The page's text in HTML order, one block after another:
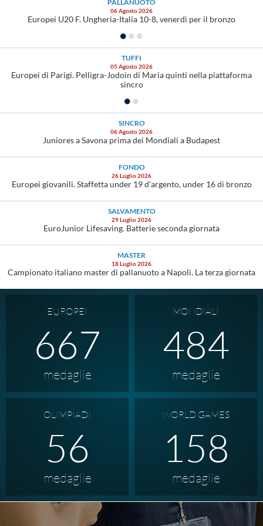
PALLANUOTO
06 Agosto 2026
Europei U20 F. Ungheria-Italia 10-8, venerdì per il bronzo
TUFFI
05 Agosto 2026
Europei di Parigi. Pelligra-Jodoin di Maria quinti nella piattaforma
sincro
SINCRO
06 Agosto 2026
Juniores a Savona prima dei Mondiali a Budapest
FONDO
26 Luglio 2026
Europei giovanili. Staffetta under 19 d'argento, under 16 di bronzo
SALVAMENTO
29 Luglio 2026
EuroJunior Lifesaving. Batterie seconda giornata
MASTER
18 Luglio 2026
Campionato italiano master di pallanuoto a Napoli. La terza giornata
EUROPEI
959
medaglie
MONDIALI
484
medaglie
OLIMPIADI
56
medaglie
WORLD GAMES
158
medaglie